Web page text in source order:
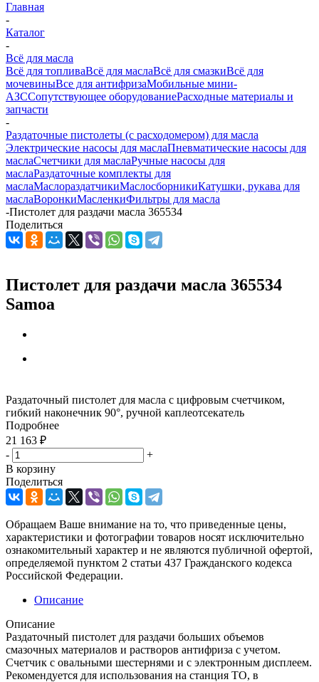
Главная
-
Каталог
-
Всё для масла
Всё для топливаВсё для маслаВсё для смазкиВсё для
мочевиныВсе для антифризаМобильные мини-
АЗССопутствующее оборудованиеРасходные материалы и
запчасти
-
Раздаточные пистолеты (с расходомером) для масла
Электрические насосы для маслаПневматические насосы для
маслаСчетчики для маслаРучные насосы для
маслаРаздаточные комплекты для
маслаМаслораздатчикиМаслосборникиКатушки, рукава для
маслаВоронкиМасленкиФильтры для масла
-Пистолет для раздачи масла 365534
Поделиться
Пистолет для раздачи масла 365534
Samoa
Раздаточный пистолет для масла с цифровым счетчиком,
гибкий наконечник 90°, ручной каплеотсекатель
Подробнее
21 163 ₽
-
+
В корзину
Поделиться
Обращаем Ваше внимание на то, что приведенные цены,
характеристики и фотографии товаров носят исключительно
ознакомительный характер и не являются публичной офертой,
определяемой пунктом 2 статьи 437 Гражданского кодекса
Российской Федерации.
Описание
Описание
Раздаточный пистолет для раздачи больших объемов
смазочных материалов и растворов антифриза с учетом.
Счетчик с овальными шестернями и с электронным дисплеем.
Рекомендуется для использования на станция ТО, в